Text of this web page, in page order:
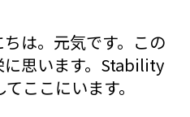
は。元気です。この
思います。Stability
ここにいます。